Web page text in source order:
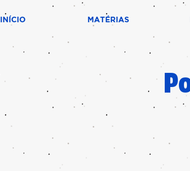
INÍCIO MATÉRIAS